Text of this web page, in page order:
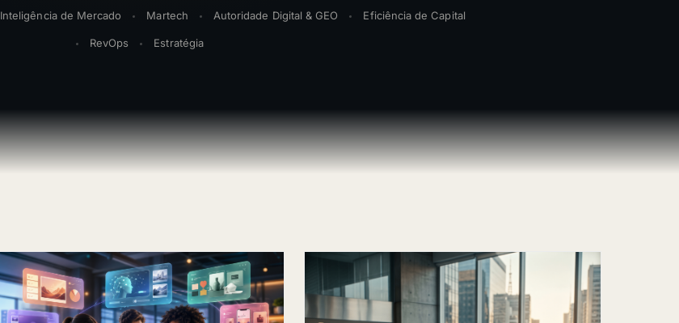
Inteligência de Mercado Martech Autoridade Digital & GEO Eficiência de Capital
RevOps Estratégia